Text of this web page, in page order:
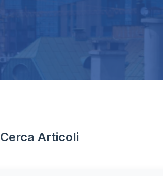
Cerca Articoli